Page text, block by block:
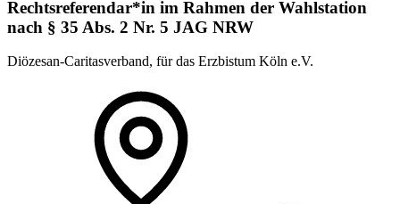
Rechtsreferendar*in im Rahmen der Wahlstation
nach § 35 Abs. 2 Nr. 5 JAG NRW
Diözesan-Caritasverband, für das Erzbistum Köln e.V.